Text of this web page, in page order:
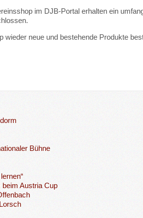
im DJB-Portal erhalten ein
wieder neue und bestehende Produkte
Bühne
Austria Cup